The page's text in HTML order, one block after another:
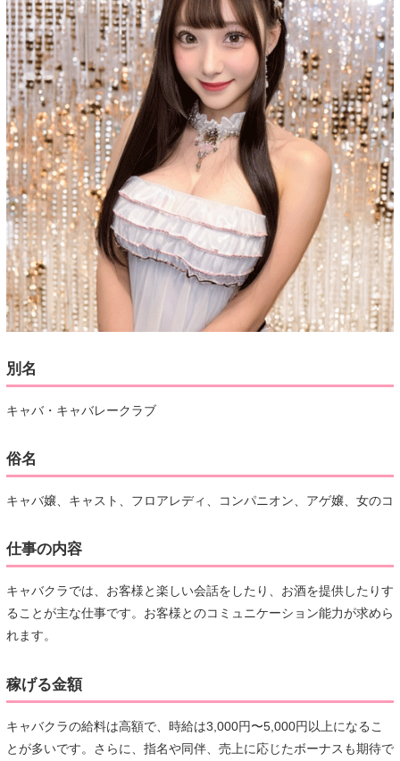
別名
キャバ・キャバレークラブ
俗名
キャバ嬢、キャスト、フロアレディ、コンパニオン、アゲ嬢、女のコ
仕事の内容
キャバクラでは、お客様と楽しい会話をしたり、お酒を提供したりす
ることが主な仕事です。お客様とのコミュニケーション能力が求めら
れます。
稼げる金額
キャバクラの給料は高額で、時給は3,000円〜5,000円以上になるこ
とが多いです。さらに、指名や同伴、売上に応じたボーナスも期待で